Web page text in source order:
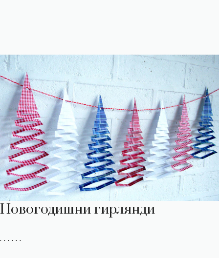
Новогодишни гирлянди
. . . . . .